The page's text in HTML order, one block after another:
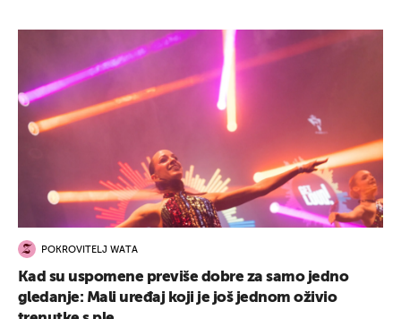
POKROVITELJ WATA
Kad su uspomene previše dobre za samo jedno
gledanje: Mali uređaj koji je još jednom oživio